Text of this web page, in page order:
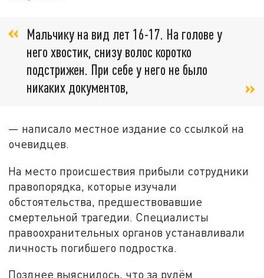
Мальчику на вид лет 16-17. На голове у
него хвостик, снизу волос коротко
подстрижен. При себе у него не было
никаких документов,
— написало местное издание со ссылкой на
очевидцев.
На место происшествия прибыли сотрудники
правопорядка, которые изучали
обстоятельства, предшествовавшие
смертельной трагедии. Специалисты
правоохранительных органов устанавливали
личность погибшего подростка.
Позднее выяснилось, что за рулём